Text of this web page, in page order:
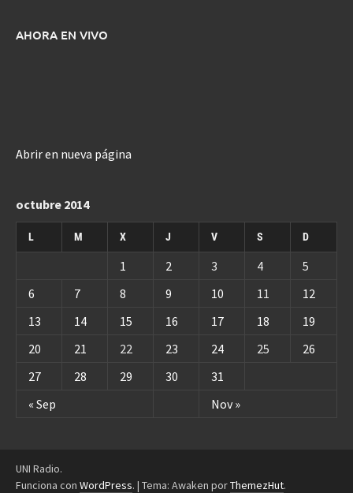
AHORA EN VIVO
Abrir en nueva página
octubre 2014
L M X J V S D
« Sep Nov »
1 2 3 4
5
6
7 8 9 10 11
12
13
14 15 16 17 18
19
20
21 22 23 24 25
26
27
28 29 30 31
UNI Radio.
Funciona con WordPress. | Tema: Awaken porThemezHut.